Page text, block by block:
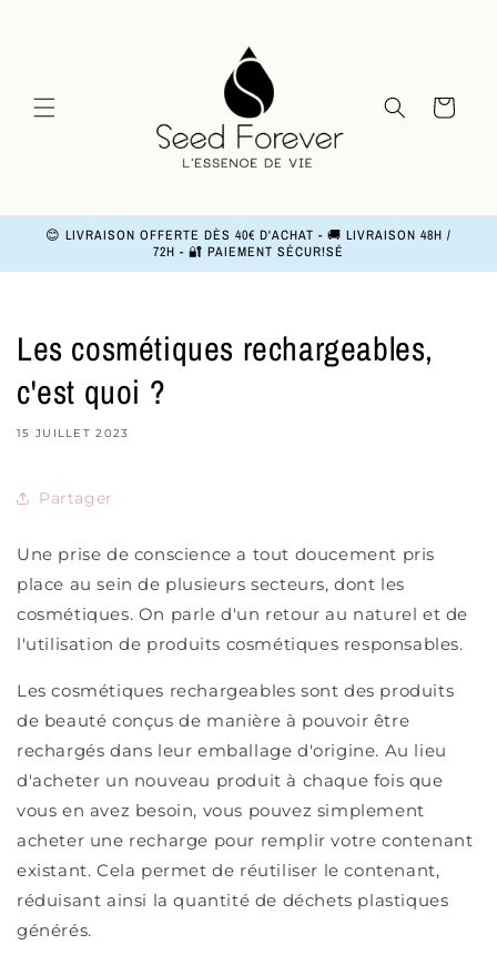
Panier
😊 LIVRAISON OFFERTE DÈS 40€ D'ACHAT - 🚚 LIVRAISON 48H /
72H - 🔐 PAIEMENT SÉCUR!SÉ
Les cosmétiques rechargeables,
c'est quoi ?
15 JUILLET 2023
Partager
Une prise de conscience a tout doucement pris
place au sein de plusieurs secteurs, dont les
cosmétiques. On parle d'un retour au naturel et de
l'utilisation de produits cosmétiques responsables.
Les cosmétiques rechargeables sont des produits
de beauté conçus de manière à pouvoir être
rechargés dans leur emballage d'origine. Au lieu
d'acheter un nouveau produit à chaque fois que
vous en avez besoin, vous pouvez simplement
acheter une recharge pour remplir votre contenant
existant. Cela permet de réutiliser le contenant,
réduisant ainsi la quantité de déchets plastiques
générés.